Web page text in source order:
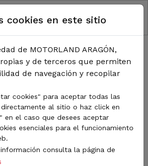
DE
las novedades de MotorLand
noticias sobre eventos,
novedades del circuito y
por categoría o tipo de contenido y
del mundo del motor.
cookies en este sitio
de MOTORLAND ARAGÓN,
y de terceros que permiten
de navegación y recopilar
cookies" para aceptar todas las
al sitio o haz click en
en el caso que desees aceptar
esenciales para el funcionamiento
consulta la página de